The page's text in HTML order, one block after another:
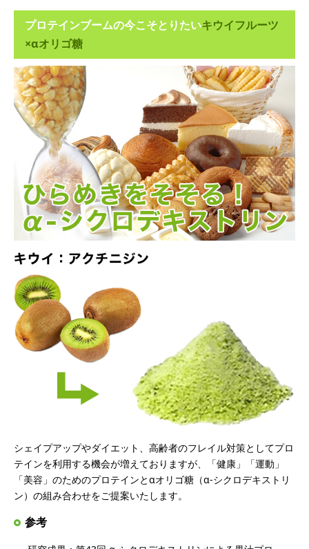
プロテインブームの今こそとりたいキウイフルーツ
×αオリゴ糖
シェイプアップやダイエット、高齢者のフレイル対策としてプロ
テインを利用する機会が増えておりますが、「健康」「運動」
「美容」のためのプロテインとαオリゴ糖（α-シクロデキストリ
ン）の組み合わせをご提案いたします。
参考